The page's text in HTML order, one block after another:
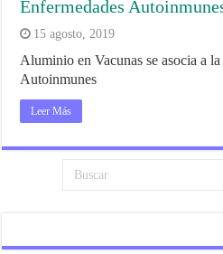
Enfermedades
15 agosto, 2019
Aluminio en Vacunas se asocia a
Autoinmunes
Leer Más